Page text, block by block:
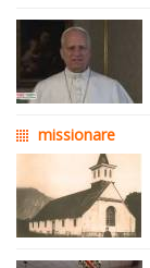
missionare